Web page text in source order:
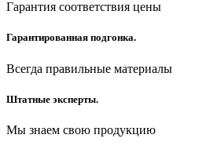
Гарантия соответствия цены
Гарантированная подгонка.
Всегда правильные материалы
Штатные эксперты.
Мы знаем свою продукцию